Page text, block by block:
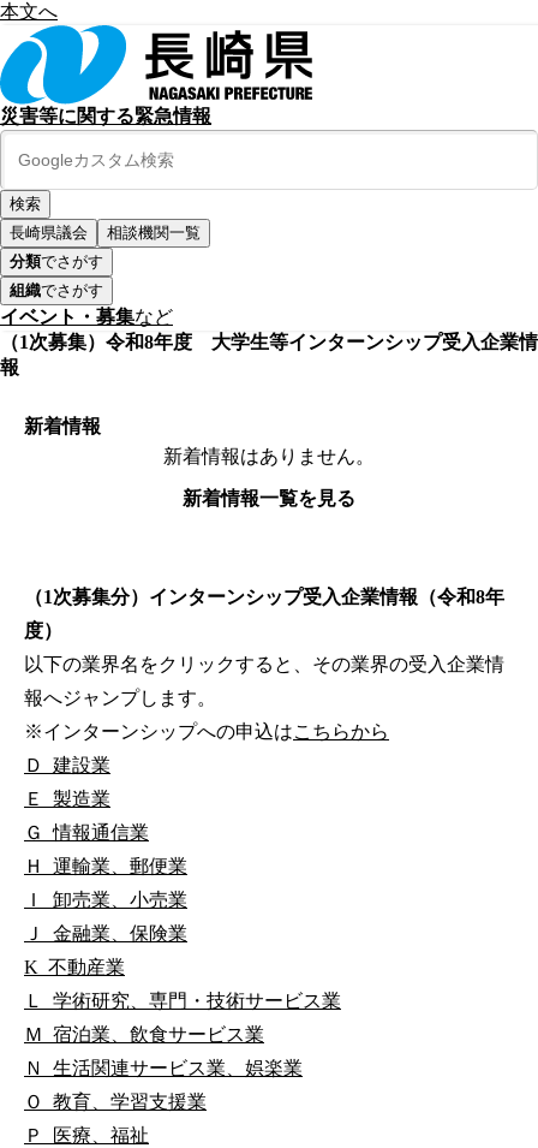
本文へ
災害等に関する緊急情報
長崎県議会
相談機関一覧
分類でさがす
組織でさがす
イベント・募集など
（1次募集）令和8年度 大学生等インターンシップ受入企業情
報
新着情報
新着情報はありません。
新着情報一覧を見る
（1次募集分）インターンシップ受入企業情報（令和8年
度）
以下の業界名をクリックすると、その業界の受入企業情
報へジャンプします。
※インターンシップへの申込はこちらから
Ｄ_建設業
Ｅ_製造業
Ｇ_情報通信業
Ｈ_運輸業、郵便業
Ｉ_卸売業、小売業
Ｊ_金融業、保険業
K_不動産業
Ｌ_学術研究、専門・技術サービス業
Ｍ_宿泊業、飲食サービス業
Ｎ_生活関連サービス業、娯楽業
Ｏ_教育、学習支援業
Ｐ_医療、福祉